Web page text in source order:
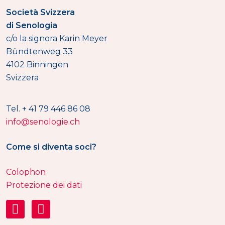
Società Svizzera
di Senologia
c/o la signora Karin Meyer
Bündtenweg 33
4102 Binningen
Svizzera
Tel. + 41 79 446 86 08
info@senologie.ch
Come si diventa soci?
Colophon
Protezione dei dati